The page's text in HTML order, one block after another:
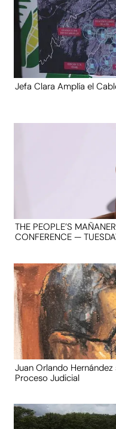
Jefa Clara Amplía el
THE PEOPLE’S
CONFERENCE —
Juan Orlando
Proceso Judicial